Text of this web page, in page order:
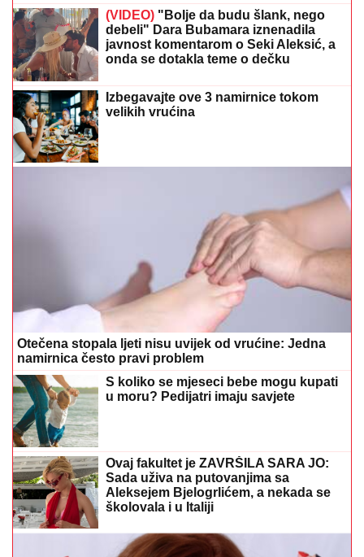
Izbegavajte ove 3 namirnice tokom
velikih vrućina
Otečena stopala ljeti nisu uvijek od vrućine: Jedna
namirnica često pravi problem
S koliko se mjeseci bebe mogu kupati
u moru? Pedijatri imaju savjete
Ovaj fakultet je ZAVRŠILA SARA JO:
Sada uživa na putovanjima sa